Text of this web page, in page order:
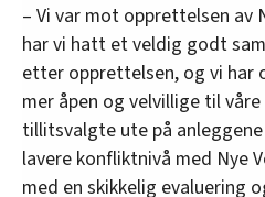
– Vi var mot opprettelsen av
har vi hatt et veldig godt
etter opprettelsen, og vi har
mer åpen og velvillige til
tillitsvalgte ute på
lavere konfliktnivå med Nye
med en skikkelig evaluering